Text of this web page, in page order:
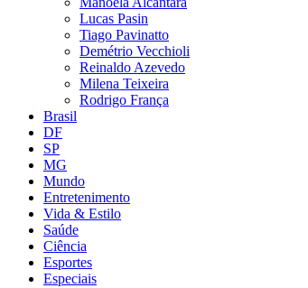
Lucas Pasin
Tiago Pavinatto
Demétrio Vecchioli
Reinaldo Azevedo
Milena Teixeira
Rodrigo França
Brasil
DF
SP
MG
Mundo
Entretenimento
Vida & Estilo
Saúde
Ciência
Esportes
Especiais